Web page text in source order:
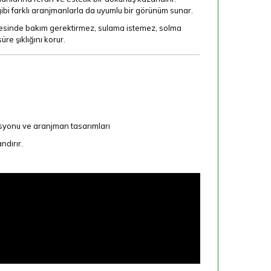
farklı aranjmanlarla da uyumlu bir görünüm sunar.
bakım gerektirmez, sulama istemez, solma
şıklığını korur.
ve aranjman tasarımları